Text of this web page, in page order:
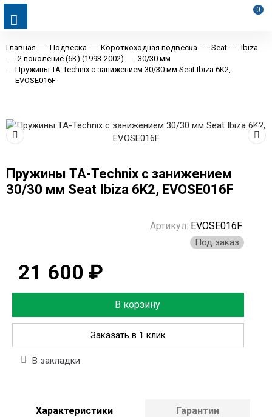
0
Главная Подвеска Короткоходная подвеска Seat
Ibiza
2 поколение (6K) (1993-2002)
30/30 мм
Пружины TA-Technix с занижением 30/30 мм Seat Ibiza 6K2,
EVOSE016F
Пружины TA-Technix с занижением
30/30 мм Seat Ibiza 6K2, EVOSE016F
Артикул: EVOSE016F
Под заказ
21 600 ₽
В корзину
Заказать в 1 клик
В закладки
Характеристики Гарантии